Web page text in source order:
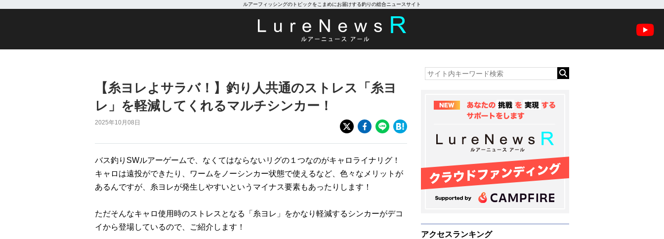
ルアーフィッシングのトピックをこまめにお届けする釣りの総合ニュースサイト
【糸ヨレよサラバ！】釣り人共通のストレス「糸ヨ
レ」を軽減してくれるマルチシンカー！
2025年10月08日
バス釣りSWルアーゲームで、なくてはならないリグの１つなのがキャロライナリグ！
キャロは遠投ができたり、ワームをノーシンカー状態で使えるなど、色々なメリットが
あるんですが、糸ヨレが発生しやすいというマイナス要素もあったりします！
ただそんなキャロ使用時のストレスとなる「糸ヨレ」をかなり軽減するシンカーがデコ
イから登場しているので、ご紹介します！
アクセスランキング